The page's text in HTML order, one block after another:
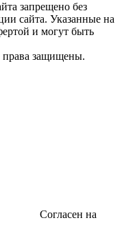
запрещено без
сайта. Указанные на
и могут быть
защищены.
Согласен на